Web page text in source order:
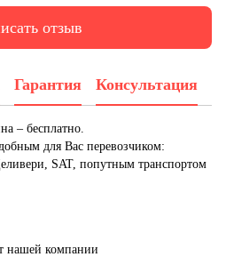
отзыв
Гарантия Консультация
– бесплатно.
для Вас перевозчиком:
SAT, попутным транспортом
нашей компании